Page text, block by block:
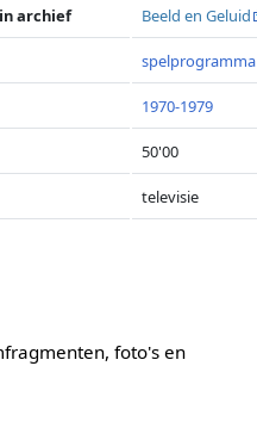
archief Beeld en Geluid
spelprogramma
1970-1979
50'00
televisie
foto's en